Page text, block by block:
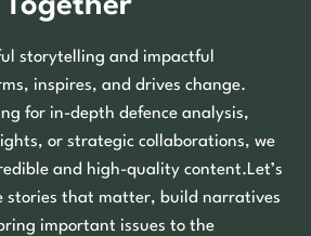
storytelling and impactful
inspires, and drives change.
for in-depth defence analysis,
or strategic collaborations, we
and high-quality content.Let’s
stories that matter, build narratives
important issues to the